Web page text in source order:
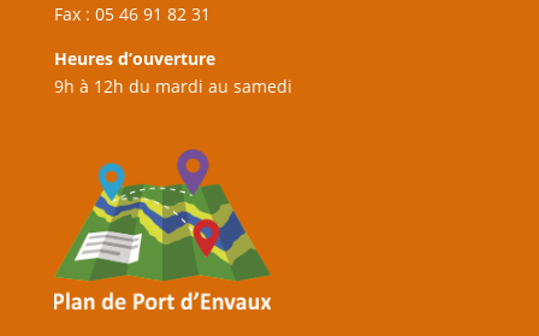
Fax : 05 46 91 82 31
Heures d’ouverture
9h à 12h du mardi au samedi